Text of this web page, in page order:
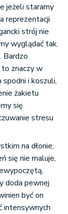
jeżeli staramy
reprezentacji
strój nie
wyglądać tak,
Bardzo
znaczy w
spodni i koszuli,
żakietu
się
stresu
na dłonie,
się nie maluje,
doda pewnej
być on
intensywnych